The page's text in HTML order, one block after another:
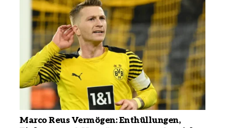
Marco Reus Vermögen: Enthüllungen,